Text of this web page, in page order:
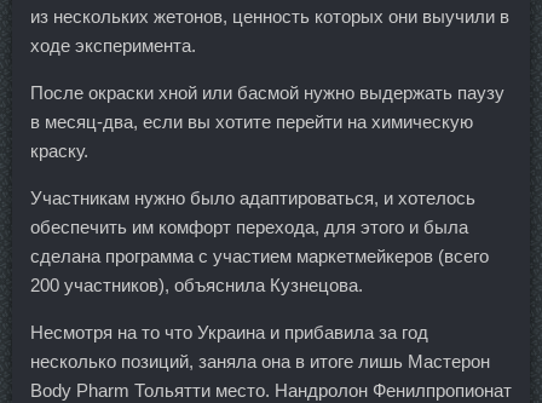
из нескольких жетонов, ценность которых они выучили в
ходе эксперимента.
После окраски хной или басмой нужно выдержать паузу
в месяц-два, если вы хотите перейти на химическую
краску.
Участникам нужно было адаптироваться, и хотелось
обеспечить им комфорт перехода, для этого и была
сделана программа с участием маркетмейкеров (всего
200 участников), объяснила Кузнецова.
Несмотря на то что Украина и прибавила за год
несколько позиций, заняла она в итоге лишь Мастерон
Body Pharm Тольятти место. Нандролон Фенилпропионат